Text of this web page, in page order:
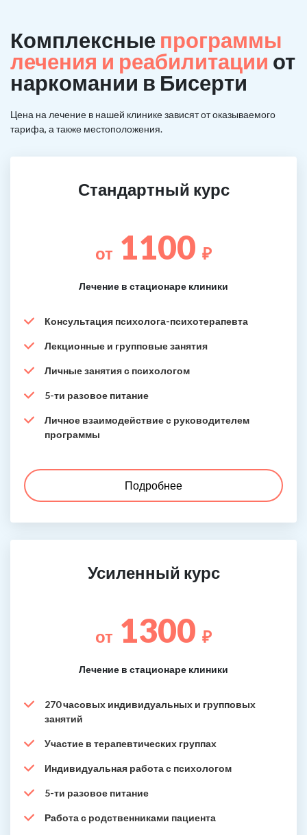
Комплексные программы
лечения и реабилитации от
наркомании в Бисерти
Цена на лечение в нашей клинике зависят от оказываемого
тарифа, а также местоположения.
Стандартный курс
от 1100 ₽
Лечение в стационаре клиники
Консультация психолога-психотерапевта
Лекционные и групповые занятия
Личные занятия с психологом
5-ти разовое питание
Личное взаимодействие с руководителем
программы
Подробнее
Усиленный курс
от 1300 ₽
Лечение в стационаре клиники
270 часовых индивидуальных и групповых
занятий
Участие в терапевтических группах
Индивидуальная работа с психологом
5-ти разовое питание
Работа с родственниками пациента